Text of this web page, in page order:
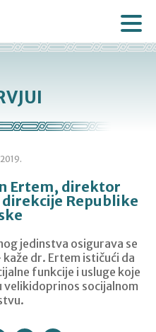
Ertem, direktor
Republike
jedinstva osigurava se
dr. Ertem ističući da
funkcije i usluge koje
socijalnom